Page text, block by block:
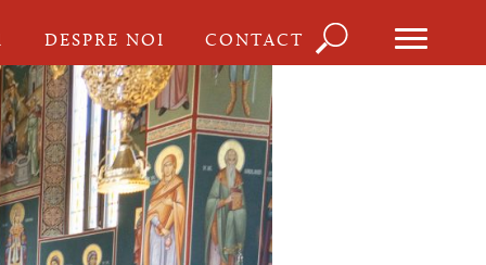
DESPRE NOI CONTACT